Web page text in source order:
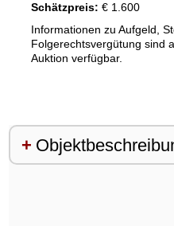
Schätzpreis: € 1.600
Informationen zu Aufgeld,
Folgerechtsvergütung sind
Auktion verfügbar.